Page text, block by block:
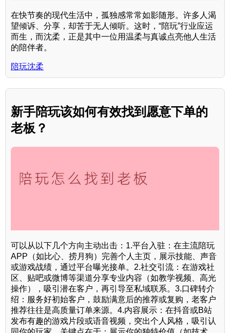
在快节奏的现代生活中，孤独感常常如影随形。许多人渴
望倾诉、分享，却苦于无人倾听。这时，“陪玩”行业应运
而生，而沈柔，正是其中一位用温柔与真诚点亮他人生活
的陪伴者。
陪玩沈柔
新手陪玩该如何有效找到愿意下单的
老板？
可以从以下几个方向主动出击：1.平台入驻：在主流陪玩
APP（如比心、捞月狗）完善个人主页，展示技能、声音
或游戏战绩，通过平台曝光接单。2.社交引流：在游戏社
区、贴吧或微博等渠道分享专业内容（如教学视频、高光
操作），吸引潜在客户，再引导至私域联系。3.口碑转介
绍：服务好初始客户，鼓励满意后的推荐或复购，老客户
推荐往往是高质量订单来源。4.内容展示：在抖音或B站
发布有趣的游戏片段或语音视频，突出个人风格，吸引认